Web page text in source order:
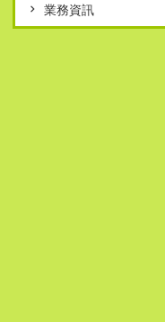
業務資訊